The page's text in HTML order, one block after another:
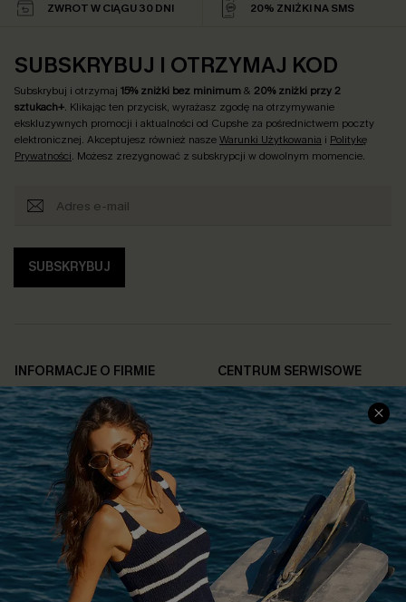
ZWROT W CIĄGU 30 DNI 20% ZNIŻKI NA SMS
SUBSKRYBUJ I OTRZYMAJ KOD
Subskrybuj i otrzymaj 15% zniżki bez minimum& 20% zniżki przy 2
sztukach+. Klikając ten przycisk, wyrażasz zgodę na otrzymywanie
ekskluzywnych promocji i aktualności od Cupshe za pośrednictwem poczty
elektronicznej. Akceptujesz również naszeWarunki Użytkowania i Politykę
Prywatności. Możesz zrezygnować z subskrypcji w dowolnym momencie.
SUBSKRYBUJ
INFORMACJE O FIRMIE
O NAS
Opinie Klientów
Polityka Prywatności
Warunki & Zasady
Łańcuch Dostaw Cupshe
20% Zniżki na SMS
CENTRUM SERWISOWE
Informacje o Wysyłce
Jak Śledzić
Polityka Zwrotów
Rozpocznij Zwrot
Informacje o Rozmiarach
FAQS
Kontakt z Nami